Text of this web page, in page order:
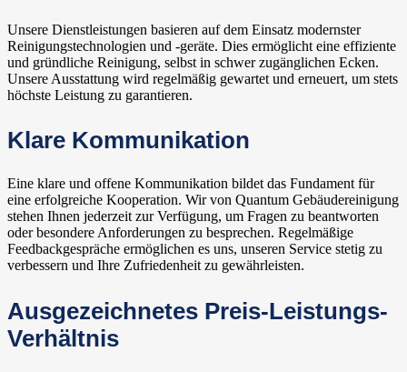
Unsere Dienstleistungen basieren auf dem Einsatz modernster
Reinigungstechnologien und -geräte. Dies ermöglicht eine effiziente
und gründliche Reinigung, selbst in schwer zugänglichen Ecken.
Unsere Ausstattung wird regelmäßig gewartet und erneuert, um stets
höchste Leistung zu garantieren.
Klare Kommunikation
Eine klare und offene Kommunikation bildet das Fundament für
eine erfolgreiche Kooperation. Wir von Quantum Gebäudereinigung
stehen Ihnen jederzeit zur Verfügung, um Fragen zu beantworten
oder besondere Anforderungen zu besprechen. Regelmäßige
Feedbackgespräche ermöglichen es uns, unseren Service stetig zu
verbessern und Ihre Zufriedenheit zu gewährleisten.
Ausgezeichnetes Preis-Leistungs-
Verhältnis